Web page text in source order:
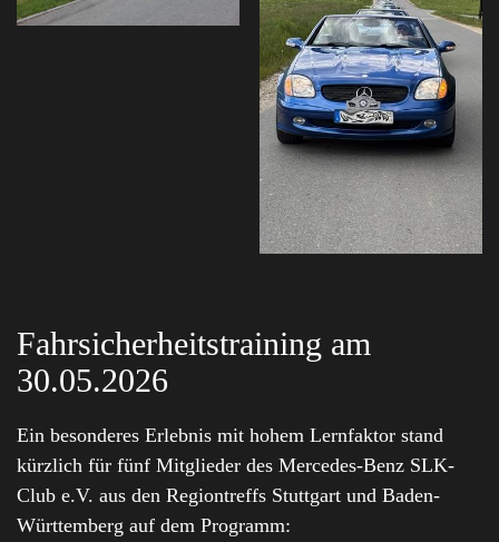
Fahrsicherheitstraining am
30.05.2026
Ein besonderes Erlebnis mit hohem Lernfaktor stand
kürzlich für fünf Mitglieder des Mercedes-Benz SLK-
Club e.V. aus den Regiontreffs Stuttgart und Baden-
Württemberg auf dem Programm: